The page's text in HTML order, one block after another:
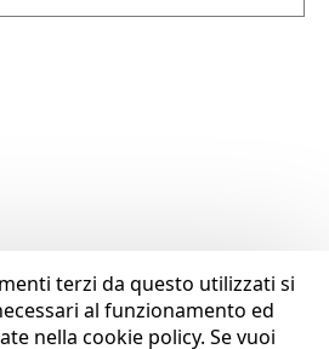
terzi da questo utilizzati si
al funzionamento ed
nella cookie policy. Se vuoi